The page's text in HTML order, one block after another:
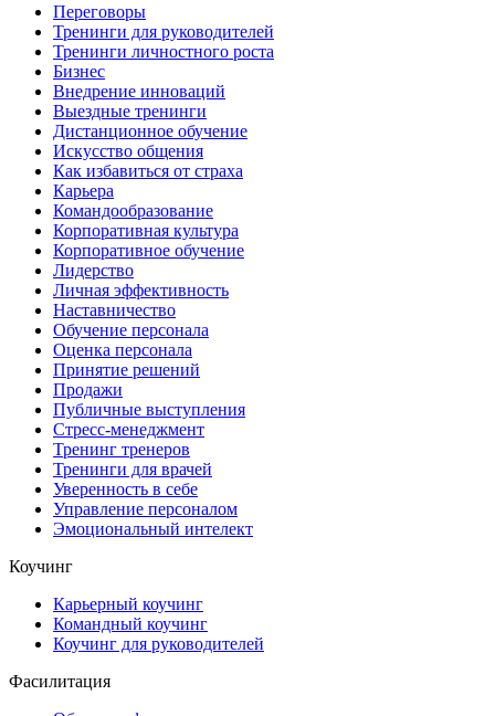
Переговоры
Тренинги для руководителей
Тренинги личностного роста
Бизнес
Внедрение инноваций
Выездные тренинги
Дистанционное обучение
Искусство общения
Как избавиться от страха
Карьера
Командообразование
Корпоративная культура
Корпоративное обучение
Лидерство
Личная эффективность
Наставничество
Обучение персонала
Оценка персонала
Принятие решений
Продажи
Публичные выступления
Стресс-менеджмент
Тренинг тренеров
Тренинги для врачей
Уверенность в себе
Управление персоналом
Эмоциональный интелект
Коучинг
Карьерный коучинг
Командный коучинг
Коучинг для руководителей
Фасилитация